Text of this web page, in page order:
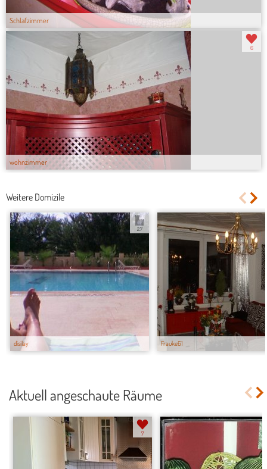
Schlafzimmer
wohnzimmer
6
Weitere Domizile
disilay
2.7
Frauke61
Aktuell angeschaute Räume
7